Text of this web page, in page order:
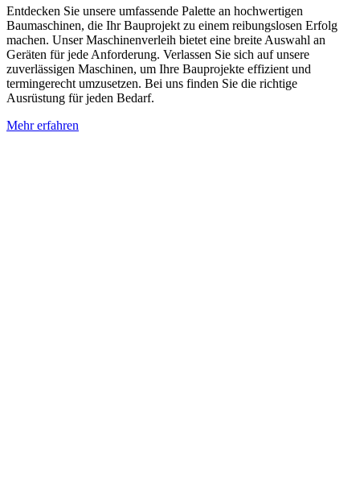
Entdecken Sie unsere umfassende Palette an hochwertigen
Baumaschinen, die Ihr Bauprojekt zu einem reibungslosen Erfolg
machen. Unser Maschinenverleih bietet eine breite Auswahl an
Geräten für jede Anforderung. Verlassen Sie sich auf unsere
zuverlässigen Maschinen, um Ihre Bauprojekte effizient und
termingerecht umzusetzen. Bei uns finden Sie die richtige
Ausrüstung für jeden Bedarf.
Mehr erfahren